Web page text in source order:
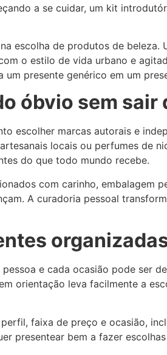
a se cuidar, um kit
escolha de produtos de
o estilo de vida urbano e
um presente genérico em um
óbvio sem sair
escolher marcas autorais e
locais ou perfumes de
do que todo mundo recebe.
com carinho, embalagem
A curadoria pessoal
e cada ocasião pode ser
orientação leva facilmente a
faixa de preço e ocasião,
presentear bem a fazer